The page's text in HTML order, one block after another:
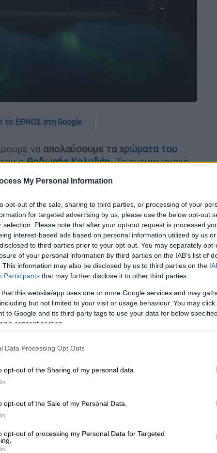
My Personal Information
opt-out of the sale, sharing to third parties, or processing of your
for targeted advertising by us, please use the below opt-out
selection. Please note that after your opt-out request is processed
interest-based ads based on personal information utilized by us
to third parties prior to your opt-out. You may separately
of your personal information by third parties on the IAB’s list of
This information may also be disclosed by us to third parties on the
Participants that may further disclose it to other third parties.
that this website/app uses one or more Google services and may
but not limited to your visit or usage behaviour. You may
to Google and its third-party tags to use your data for below
consent section.
Data Processing Opt Outs
opt-out of the Sharing of my personal data.
opt-out of the Sale of my Personal Data.
opt-out of processing my Personal Data for Targeted
το ΕΘΝΟΣ στη Google
να απολαύσουμε τα χρώματα του
οΘοδωρής Κολυδάς. Το εντυπωσιακό
μας χάρη σε μια ισχυρή γεωμαγνητική
Το κοσμικό «ημερολόγιο» του 2025
Διεθνή Διαστημικό Σταθμό
που ενδέχεται να προκαλέσει
όπως μπλακ άουτ στο ραδιόφωνο
δική μας γειτονιά
συνοδεύονται και από το
συναρπαστική ποικιλία χρωμάτων
εμφανιστεί και στη δική μας γειτονιά!